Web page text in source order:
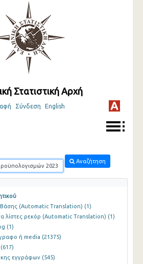
Στατιστική Αρχή
Σύνδεση English
Αναζήτηση
(Automatic Translation) (1)
λίστες ρεκόρ (Automatic Translation) (1)
(1)
ή media (21375)
(617)
εγγράφων (545)